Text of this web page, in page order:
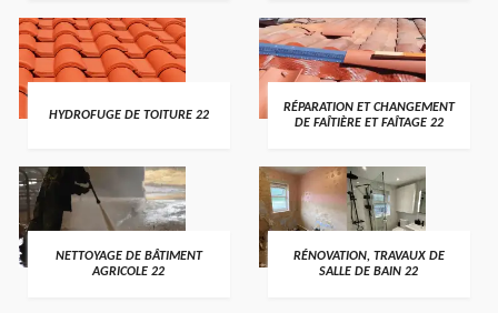
HYDROFUGE DE TOITURE 22
RÉPARATION ET CHANGEMENT
DE FAÎTIÈRE ET FAÎTAGE 22
NETTOYAGE DE BÂTIMENT
AGRICOLE 22
RÉNOVATION, TRAVAUX DE
SALLE DE BAIN 22